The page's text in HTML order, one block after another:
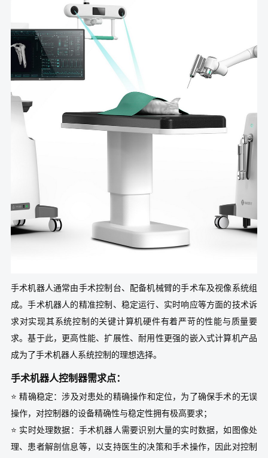
手术机器人通常由手术控制台、配备机械臂的手术车及视像系统组
成。手术机器人的精准控制、稳定运行、实时响应等方面的技术诉
求对实现其系统控制的关键计算机硬件有着严苛的性能与质量要
求。基于此，更高性能、扩展性、耐用性更强的嵌入式计算机产品
成为了手术机器人系统控制的理想选择。
手术机器人控制器需求点：
⭐ 精确稳定：涉及对患处的精确操作和定位，为了确保手术的无误
操作，对控制器的设备精确性与稳定性拥有极高要求；
⭐ 实时处理数据：手术机器人需要识别大量的实时数据，如图像处
理、患者解剖信息等，以支持医生的决策和手术操作，因此对控制